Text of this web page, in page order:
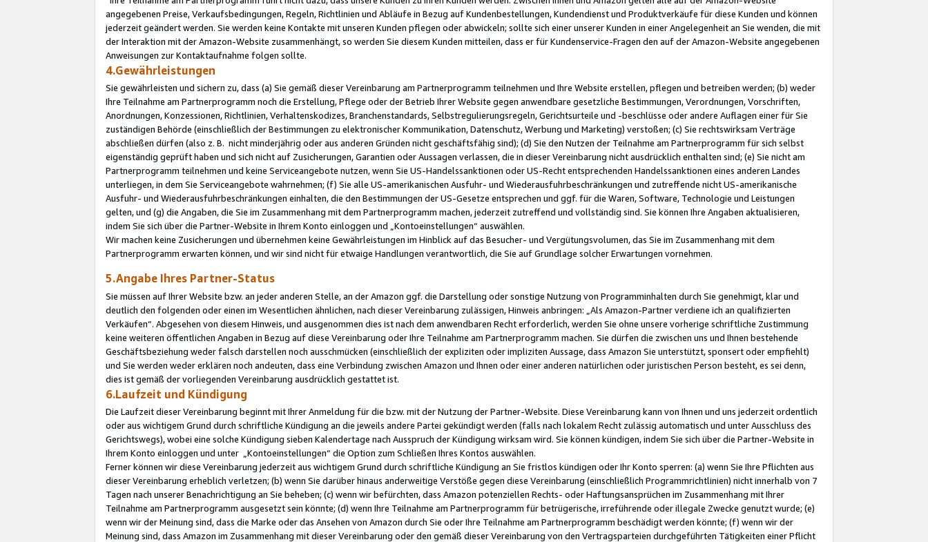
angegebenen Preise, Verkaufsbedingungen, Regeln, Richtlinien und Abläufe in Bezug auf Kundenbestellungen, Kundendienst und Produktverkäufe für diese Kunden und können
jederzeit geändert werden. Sie werden keine Kontakte mit unseren Kunden pflegen oder abwickeln; sollte sich einer unserer Kunden in einer Angelegenheit an Sie wenden, die mit
der Interaktion mit der Amazon-Website zusammenhängt, so werden Sie diesem Kunden mitteilen, dass er für Kundenservice-Fragen den auf der Amazon-Website angegebenen
Anweisungen zur Kontaktaufnahme folgen sollte.
4.Gewährleistungen
Sie gewährleisten und sichern zu, dass (a) Sie gemäß dieser Vereinbarung am Partnerprogramm teilnehmen und Ihre Website erstellen, pflegen und betreiben werden; (b) weder
Ihre Teilnahme am Partnerprogramm noch die Erstellung, Pflege oder der Betrieb Ihrer Website gegen anwendbare gesetzliche Bestimmungen, Verordnungen, Vorschriften,
Anordnungen, Konzessionen, Richtlinien, Verhaltenskodizes, Branchenstandards, Selbstregulierungsregeln, Gerichtsurteile und -beschlüsse oder andere Auflagen einer für Sie
zuständigen Behörde (einschließlich der Bestimmungen zu elektronischer Kommunikation, Datenschutz, Werbung und Marketing) verstoßen; (c) Sie rechtswirksam Verträge
abschließen dürfen (also z. B. nicht minderjährig oder aus anderen Gründen nicht geschäftsfähig sind); (d) Sie den Nutzen der Teilnahme am Partnerprogramm für sich selbst
eigenständig geprüft haben und sich nicht auf Zusicherungen, Garantien oder Aussagen verlassen, die in dieser Vereinbarung nicht ausdrücklich enthalten sind; (e) Sie nicht am
Partnerprogramm teilnehmen und keine Serviceangebote nutzen, wenn Sie US-Handelssanktionen oder US-Recht entsprechenden Handelssanktionen eines anderen Landes
unterliegen, in dem Sie Serviceangebote wahrnehmen; (f) Sie alle US-amerikanischen Ausfuhr- und Wiederausfuhrbeschränkungen und zutreffende nicht US-amerikanische
Ausfuhr- und Wiederausfuhrbeschränkungen einhalten, die den Bestimmungen der US-Gesetze entsprechen und ggf. für die Waren, Software, Technologie und Leistungen
gelten, und (g) die Angaben, die Sie im Zusammenhang mit dem Partnerprogramm machen, jederzeit zutreffend und vollständig sind. Sie können Ihre Angaben aktualisieren,
indem Sie sich über die Partner-Website in Ihrem Konto einloggen und „Kontoeinstellungen“ auswählen.
Wir machen keine Zusicherungen und übernehmen keine Gewährleistungen im Hinblick auf das Besucher- und Vergütungsvolumen, das Sie im Zusammenhang mit dem
Partnerprogramm erwarten können, und wir sind nicht für etwaige Handlungen verantwortlich, die Sie auf Grundlage solcher Erwartungen vornehmen.
5.Angabe Ihres Partner-Status
Sie müssen auf Ihrer Website bzw. an jeder anderen Stelle, an der Amazon ggf. die Darstellung oder sonstige Nutzung von Programminhalten durch Sie genehmigt, klar und
deutlich den folgenden oder einen im Wesentlichen ähnlichen, nach dieser Vereinbarung zulässigen, Hinweis anbringen: „Als Amazon-Partner verdiene ich an qualifizierten
Verkäufen“. Abgesehen von diesem Hinweis, und ausgenommen dies ist nach dem anwendbaren Recht erforderlich, werden Sie ohne unsere vorherige schriftliche Zustimmung
keine weiteren öffentlichen Angaben in Bezug auf diese Vereinbarung oder Ihre Teilnahme am Partnerprogramm machen. Sie dürfen die zwischen uns und Ihnen bestehende
Geschäftsbeziehung weder falsch darstellen noch ausschmücken (einschließlich der expliziten oder impliziten Aussage, dass Amazon Sie unterstützt, sponsert oder empfiehlt)
und Sie werden weder erklären noch andeuten, dass eine Verbindung zwischen Amazon und Ihnen oder einer anderen natürlichen oder juristischen Person besteht, es sei denn,
dies ist gemäß der vorliegenden Vereinbarung ausdrücklich gestattet ist.
6.Laufzeit und Kündigung
Die Laufzeit dieser Vereinbarung beginnt mit Ihrer Anmeldung für die bzw. mit der Nutzung der Partner-Website. Diese Vereinbarung kann von Ihnen und uns jederzeit ordentlich
oder aus wichtigem Grund durch schriftliche Kündigung an die jeweils andere Partei gekündigt werden (falls nach lokalem Recht zulässig automatisch und unter Ausschluss des
Gerichtswegs), wobei eine solche Kündigung sieben Kalendertage nach Ausspruch der Kündigung wirksam wird. Sie können kündigen, indem Sie sich über die Partner-Website in
Ihrem Konto einloggen und unter „Kontoeinstellungen“ die Option zum Schließen Ihres Kontos auswählen.
Ferner können wir diese Vereinbarung jederzeit aus wichtigem Grund durch schriftliche Kündigung an Sie fristlos kündigen oder Ihr Konto sperren: (a) wenn Sie Ihre Pflichten aus
dieser Vereinbarung erheblich verletzen; (b) wenn Sie darüber hinaus anderweitige Verstöße gegen diese Vereinbarung (einschließlich Programmrichtlinien) nicht innerhalb von 7
Tagen nach unserer Benachrichtigung an Sie beheben; (c) wenn wir befürchten, dass Amazon potenziellen Rechts- oder Haftungsansprüchen im Zusammenhang mit Ihrer
Teilnahme am Partnerprogramm ausgesetzt sein könnte; (d) wenn Ihre Teilnahme am Partnerprogramm für betrügerische, irreführende oder illegale Zwecke genutzt wurde; (e)
wenn wir der Meinung sind, dass die Marke oder das Ansehen von Amazon durch Sie oder Ihre Teilnahme am Partnerprogramm beschädigt werden könnte; (f) wenn wir der
Meinung sind, dass Amazon im Zusammenhang mit dieser Vereinbarung oder den gemäß dieser Vereinbarung von den Vertragsparteien durchgeführten Tätigkeiten einer Pflicht